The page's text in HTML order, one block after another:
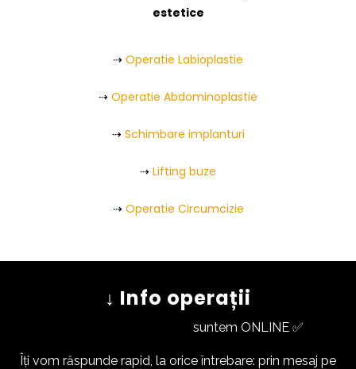
estetice
⇢ Operatie Labioplastie
⇢ Operatie Abdominoplastie
⇢ Schimbare implanturi
⇢ Lifting buze
⇢ Operatie Circumcizie
↓ Info operații
suntem ONLINE ✅
Îți vom răspunde rapid, la orice întrebare: prin mesaj pe